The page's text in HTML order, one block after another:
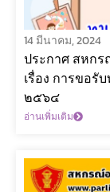
14 มีนาคม, 2024
ประกาศ สหก
เรื่อง การขอรั
๒๕๖๔
อ่านเพิ่มเติม